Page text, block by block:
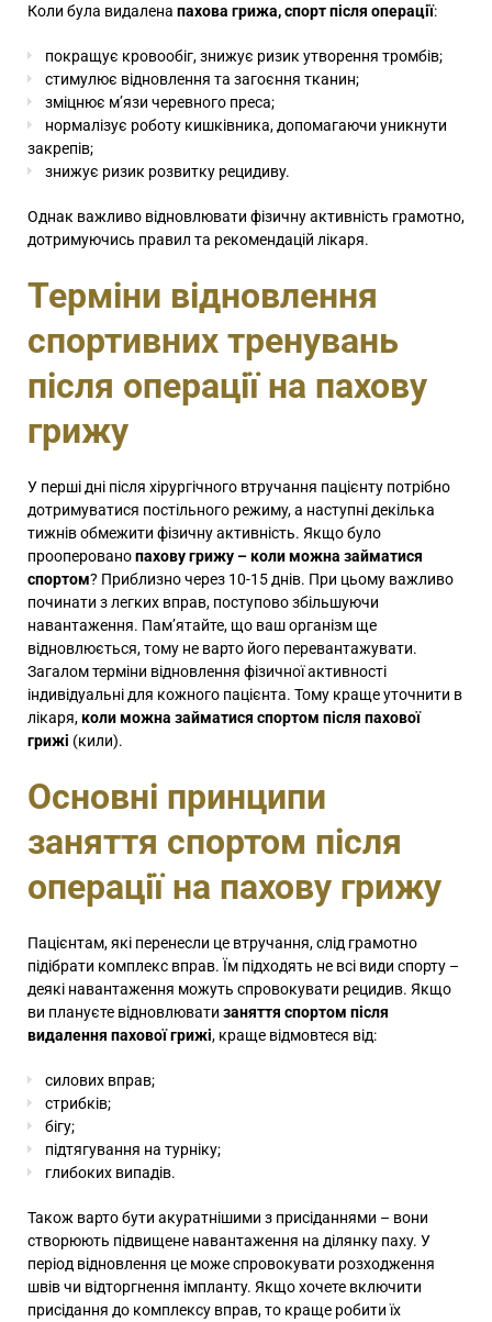
Коли була видалена пахова грижа, спорт після операції:
покращує кровообіг, знижує ризик утворення тромбів;
стимулює відновлення та загоєння тканин;
зміцнює м’язи черевного преса;
нормалізує роботу кишківника, допомагаючи уникнути
закрепів;
знижує ризик розвитку рецидиву.
Однак важливо відновлювати фізичну активність грамотно,
дотримуючись правил та рекомендацій лікаря.
Терміни відновлення
спортивних тренувань
після операції на пахову
грижу
У перші дні після хірургічного втручання пацієнту потрібно
дотримуватися постільного режиму, а наступні декілька
тижнів обмежити фізичну активність. Якщо було
прооперованопахову грижу – коли можна займатися
спортом? Приблизно через 10-15 днів. При цьому важливо
починати з легких вправ, поступово збільшуючи
навантаження. Пам’ятайте, що ваш організм ще
відновлюється, тому не варто його перевантажувати.
Загалом терміни відновлення фізичної активності
індивідуальні для кожного пацієнта. Тому краще уточнити в
лікаря,коли можна займатися спортом після пахової
грижі (кили).
Основні принципи
заняття спортом після
операції на пахову грижу
Пацієнтам, які перенесли це втручання, слід грамотно
підібрати комплекс вправ. Їм підходять не всі види спорту –
деякі навантаження можуть спровокувати рецидив. Якщо
ви плануєте відновлювати заняття спортом після
видалення пахової грижі, краще відмовтеся від:
силових вправ;
стрибків;
бігу;
підтягування на турніку;
глибоких випадів.
Також варто бути акуратнішими з присіданнями – вони
створюють підвищене навантаження на ділянку паху. У
період відновлення це може спровокувати розходження
швів чи відторгнення імпланту. Якщо хочете включити
присідання до комплексу вправ, то краще робити їх